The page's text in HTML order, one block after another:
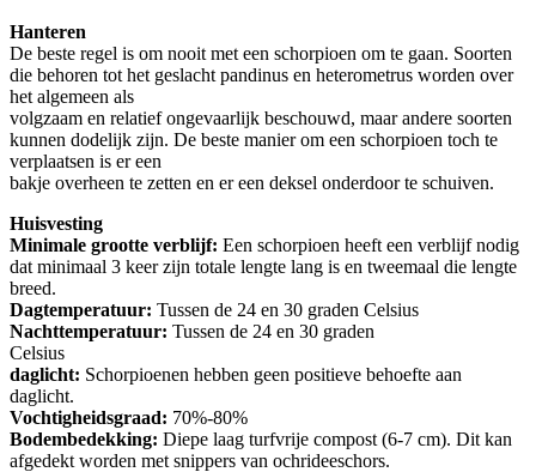
Hanteren
De beste regel is om nooit met een schorpioen om te gaan. Soorten
die behoren tot het geslacht pandinus en heterometrus worden over
het algemeen als
volgzaam en relatief ongevaarlijk beschouwd, maar andere soorten
kunnen dodelijk zijn. De beste manier om een schorpioen toch te
verplaatsen is er een
bakje overheen te zetten en er een deksel onderdoor te schuiven.
Huisvesting
Minimale grootte verblijf: Een schorpioen heeft een verblijf nodig
dat minimaal 3 keer zijn totale lengte lang is en tweemaal die lengte
breed.
Dagtemperatuur: Tussen de 24 en 30 graden Celsius
Nachttemperatuur: Tussen de 24 en 30 graden
Celsius
daglicht: Schorpioenen hebben geen positieve behoefte aan
daglicht.
Vochtigheidsgraad: 70%-80%
Bodembedekking: Diepe laag turfvrije compost (6-7 cm). Dit kan
afgedekt worden met snippers van ochrideeschors.